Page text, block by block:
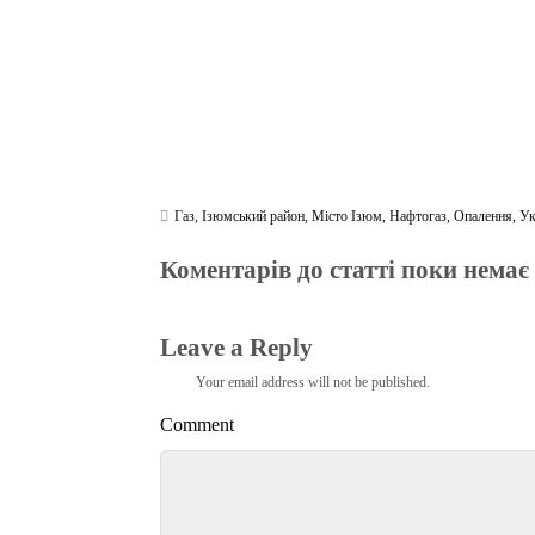
Газ,Ізюмський район,Місто Ізюм,Нафтогаз,Опалення,
Коментарів до статті поки немає
Leave a Reply
Your email address will not be published.
Comment